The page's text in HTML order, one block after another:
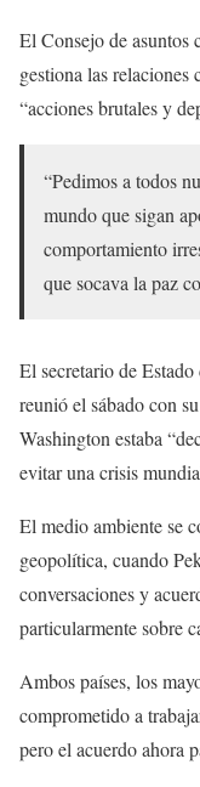
El Consejo de asuntos
gestiona las
“acciones brutales y
“Pedimos a todos
mundo que sigan
comportamiento
que socava la paz
El secretario de
reunió el sábado con
Washington estaba
evitar una crisis
El medio ambiente se
geopolítica, cuando
conversaciones y
particularmente sobre
Ambos países, los
comprometido a
pero el acuerdo ahora